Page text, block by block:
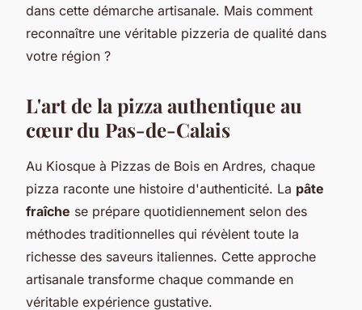
dans cette démarche artisanale. Mais comment
reconnaître une véritable pizzeria de qualité dans
votre région ?
L'art de la pizza authentique au
cœur du Pas-de-Calais
Au Kiosque à Pizzas de Bois en Ardres, chaque
pizza raconte une histoire d'authenticité. La pâte
fraîche se prépare quotidiennement selon des
méthodes traditionnelles qui révèlent toute la
richesse des saveurs italiennes. Cette approche
artisanale transforme chaque commande en
véritable expérience gustative.